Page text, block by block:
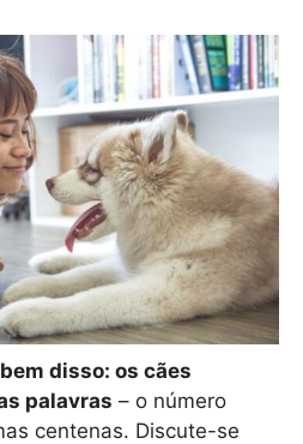
disso: os cães
palavras – o número
centenas. Discute-se